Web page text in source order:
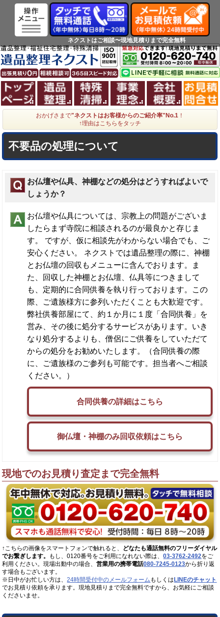
ホーム 遺品整理 特殊清掃 事業理念 会社概
おかげさまで"ネクストはお客様からのご紹介率"No.1 ！
↑理由はこちらをタッチ
不要品の処理について
お仏壇や仏具、神棚などの処分はどうすればよいで
しょうか？
お仏壇や仏具については、宗教上の問題がございま
したらまず寺院に相談されるのが最良かと存じま
す。 ですが、仮に相談先がわからない場合でも、ご
安心ください。 ネクストでは遺品整理の際に、神棚
とお仏壇の回収もメニューに含んでおります。ま
た、回収した神棚とお仏壇、仏具等につきまして
も、定期的に合同供養を執り行っております。この
際、ご遺族様方に参列いただくことも大歓迎です。
弊社供養部屋にて、約１か月に１度「合同供養」を
営み、その後に処分するサービスがあります。いき
なり処分するよりも、僧侶にご供養をしていただて
からの処分をお勧めいたします。（合同供養の際
に、ご遺族様のご参列も可能です。担当者へご相談
ください。）
合同供養の詳細はこちら
御仏壇・神棚のみ回収依頼はこちら
現地でのお見積り査定まで完全無料
↑こちらの画像をスマートフォンで触れると、
どなたも通話無料のフリーダイヤル
でお繋ぎします。
もし、0120番号をご利用になれない際は、03-3762-2492をご
利用ください。現場出動中の場合、営業用の携帯電話080-7245-0123から折り返
す場合もございます。
※日中がお忙しい方は、24時間受付中のメールフォーム もしくは LINEのチャット
でお見積り依頼を承ります。現地見積りまで完全無料ですから、お気軽にご相談
くださいませ。
ネクストはご相談〜現地見積りまで完全無料